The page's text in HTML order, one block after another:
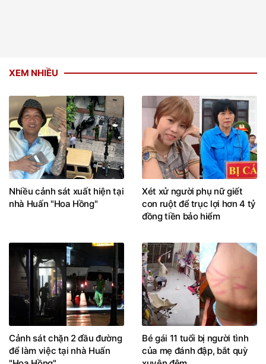
XEM NHIỀU
Nhiều cảnh sát xuất hiện tại
nhà Huấn "Hoa Hồng"
Xét xử người phụ nữ giết
con ruột để trục lợi hơn 4 tỷ
đồng tiền bảo hiểm
Cảnh sát chặn 2 đầu đường
để làm việc tại nhà Huấn
Bé gái 11 tuổi bị người tình
của mẹ đánh đập, bắt quỳ